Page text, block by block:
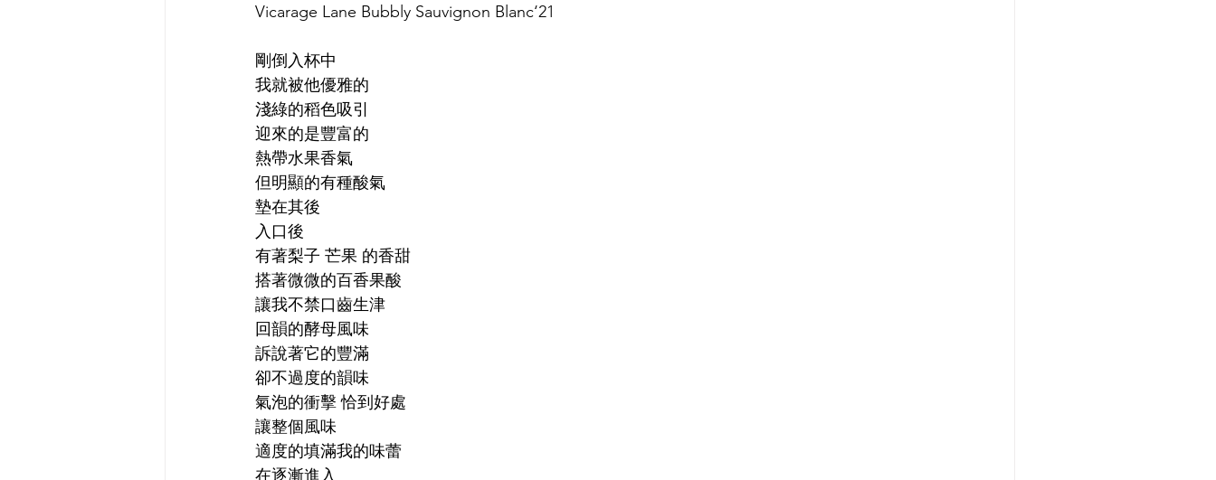
Vicarage Lane Bubbly Sauvignon Blanc‘21
剛倒入杯中
我就被他優雅的
淺綠的稻色吸引
迎來的是豐富的
熱帶水果香氣
但明顯的有種酸氣
墊在其後
入口後
有著梨子 芒果 的香甜
搭著微微的百香果酸
讓我不禁口齒生津
回韻的酵母風味
訴說著它的豐滿
卻不過度的韻味
氣泡的衝擊 恰到好處
讓整個風味
適度的填滿我的味蕾
在逐漸進入